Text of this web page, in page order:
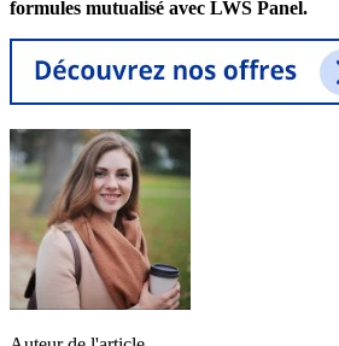
formules mutualisé avec LWS Panel.